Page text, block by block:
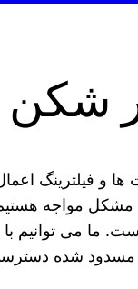
و فیلترینگ
ما می توانیم
مسدود شده